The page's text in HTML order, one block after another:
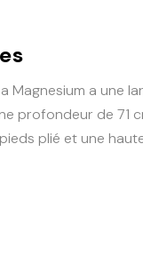
Magnesium a une
profondeur de 71
plié et une